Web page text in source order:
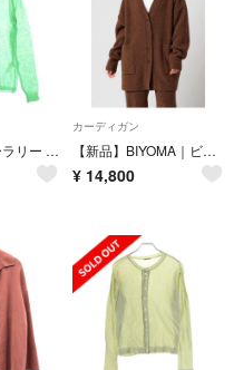
AURALEE オーラリー カーディガン S 緑 【古着】【中古】【送料無料】
カーディガン
【新品】BIYOMA｜ビヨーマ ベルモンドカーデ29,700円
¥ 14,800